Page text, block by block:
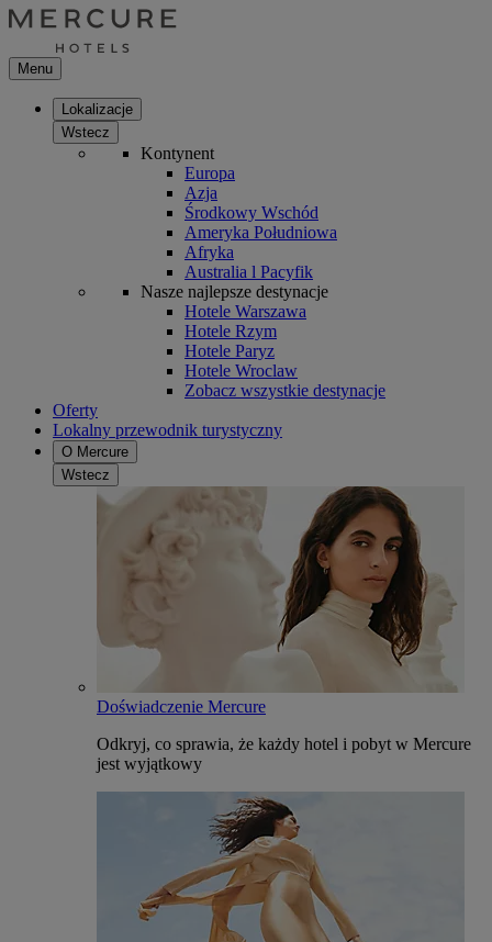
Menu
Lokalizacje
Wstecz
Kontynent
Europa
Azja
Środkowy Wschód
Ameryka Południowa
Afryka
Australia l Pacyfik
Nasze najlepsze destynacje
Hotele Warszawa
Hotele Rzym
Hotele Paryz
Hotele Wroclaw
Zobacz wszystkie destynacje
Oferty
Lokalny przewodnik turystyczny
O Mercure
Wstecz
Doświadczenie Mercure
Odkryj, co sprawia, że każdy hotel i pobyt w Mercure
jest wyjątkowy